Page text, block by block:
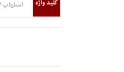
کلید واژه
استارتاپ